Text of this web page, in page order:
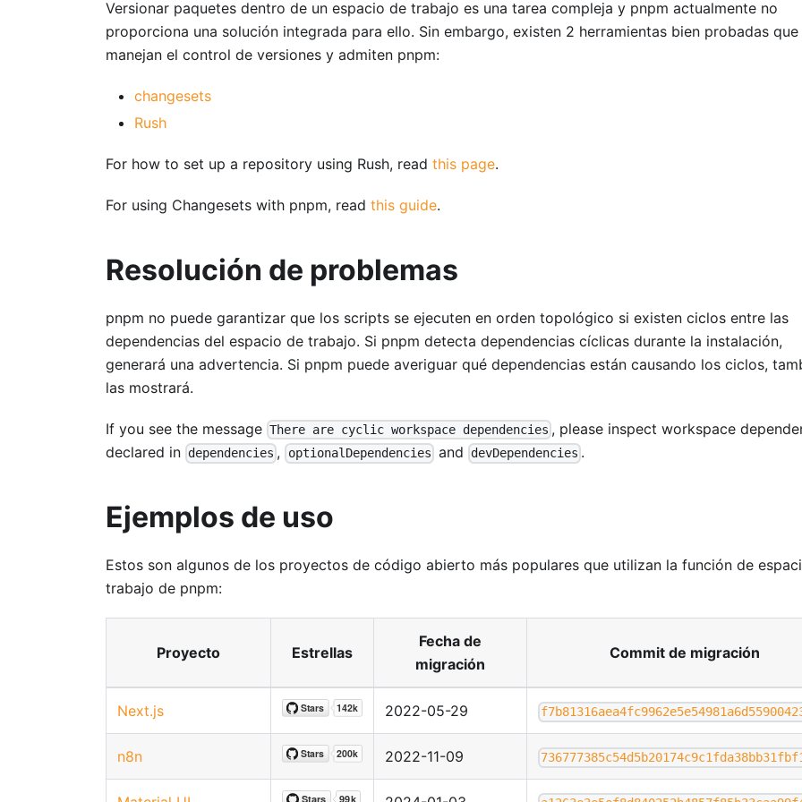
Versionar paquetes dentro de un espacio de trabajo es una tarea compleja y pnpm actualmente no
proporciona una solución integrada para ello. Sin embargo, existen 2 herramientas bien probadas que
manejan el control de versiones y admiten pnpm:
changesets
Rush
For how to set up a repository using Rush, read this page.
For using Changesets with pnpm, read this guide.
Resolución de problemas
pnpm no puede garantizar que los scripts se ejecuten en orden topológico si existen ciclos entre las
dependencias del espacio de trabajo. Si pnpm detecta dependencias cíclicas durante la instalación,
generará una advertencia. Si pnpm puede averiguar qué dependencias están causando los ciclos,
las mostrará.
If you see the message There are cyclic workspace dependencies , please inspect workspace
declared in dependencies , optionalDependencies and devDependencies .
Ejemplos de uso
Estos son algunos de los proyectos de código abierto más populares que utilizan la función de
trabajo de pnpm:
Proyecto Estrellas
Fecha de
migración
Commit de migración
Next.js 2022-05-29
n8n 2022-11-09